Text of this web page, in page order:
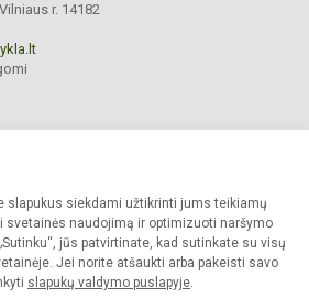
slapukus siekdami užtikrinti jums teikiamų
svetainės naudojimą ir optimizuoti naršymo
jūs patvirtinate, kad sutinkate su visų
Jei norite atšaukti arba pakeisti savo
slapukų valdymo puslapyje.
r. 14182
pagrindinės mokyklos administracijos
griežtai draudžiama.
paraiška Slapukų valdymas